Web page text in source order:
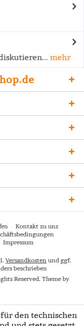
mehr
Kontakt zu uns
Impressum
Versandkosten und ggf.
beschrieben
Reserved. Theme by
den technischen